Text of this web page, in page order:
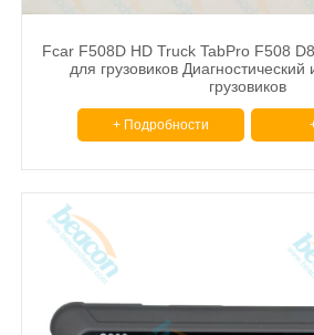
Расточной шлифовальный станок
Fcar F508D HD Truck TabPro F508
для грузовиков Диагностический
грузовиков
+ Подробности